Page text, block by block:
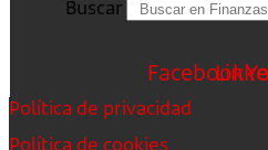
Buscar
Facebook
Política de privacidad
Política de cookies